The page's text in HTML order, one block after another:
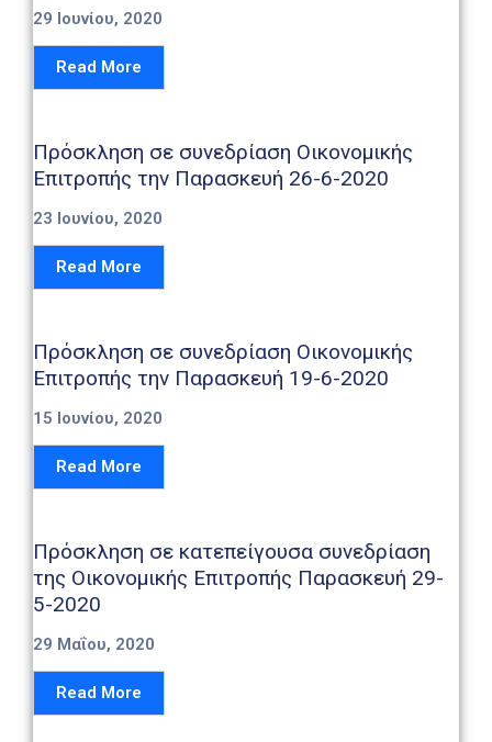
29 Ιουνίου, 2020
Read More
Πρόσκληση σε συνεδρίαση Οικονομικής
Επιτροπής την Παρασκευή 26-6-2020
23 Ιουνίου, 2020
Read More
Πρόσκληση σε συνεδρίαση Οικονομικής
Επιτροπής την Παρασκευή 19-6-2020
15 Ιουνίου, 2020
Read More
Πρόσκληση σε κατεπείγουσα συνεδρίαση
της Οικονομικής Επιτροπής Παρασκευή 29-
5-2020
29 Μαΐου, 2020
Read More